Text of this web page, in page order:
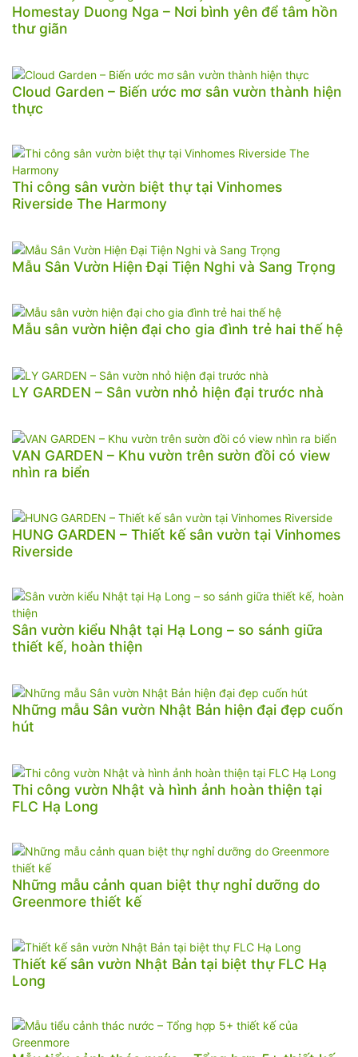
Homestay Duong Nga – Nơi bình yên để tâm hồn
thư giãn
Cloud Garden – Biến ước mơ sân vườn thành hiện
thực
Thi công sân vườn biệt thự tại Vinhomes
Riverside The Harmony
Mẫu Sân Vườn Hiện Đại Tiện Nghi và Sang Trọng
Mẫu sân vườn hiện đại cho gia đình trẻ hai thế hệ
LY GARDEN – Sân vườn nhỏ hiện đại trước nhà
VAN GARDEN – Khu vườn trên sườn đồi có view
nhìn ra biển
HUNG GARDEN – Thiết kế sân vườn tại Vinhomes
Riverside
Sân vườn kiểu Nhật tại Hạ Long – so sánh giữa
thiết kế, hoàn thiện
Những mẫu Sân vườn Nhật Bản hiện đại đẹp cuốn
hút
Thi công vườn Nhật và hình ảnh hoàn thiện tại
FLC Hạ Long
Những mẫu cảnh quan biệt thự nghỉ dưỡng do
Greenmore thiết kế
Thiết kế sân vườn Nhật Bản tại biệt thự FLC Hạ
Long